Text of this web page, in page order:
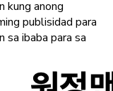
kung anong
publisidad para
sa ibaba para sa